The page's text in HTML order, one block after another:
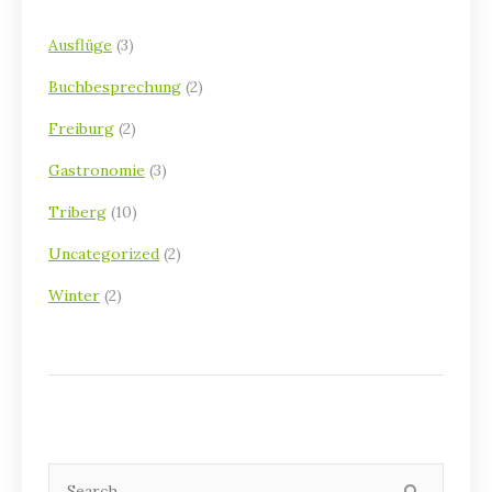
Ausflüge (3)
Buchbesprechung (2)
Freiburg (2)
Gastronomie (3)
Triberg (10)
Uncategorized (2)
Winter (2)